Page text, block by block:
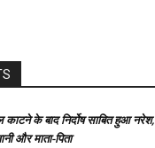
के बाद निर्दोष साबित हुआ नरेश,
और माता-पिता